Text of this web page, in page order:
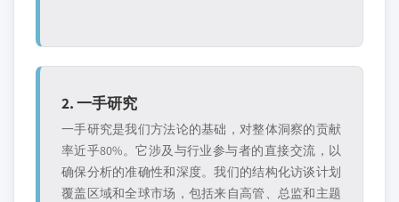
2. 一手研究
一手研究是我们方法论的基础，对整体洞察的贡献
率近乎80%。它涉及与行业参与者的直接交流，以
确保分析的准确性和深度。我们的结构化访谈计划
覆盖区域和全球市场，包括来自高管、总监和主题